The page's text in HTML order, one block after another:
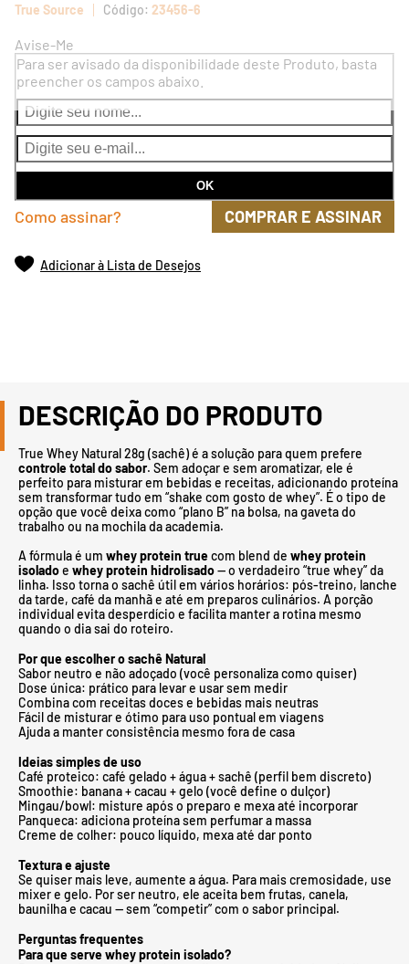
True Source 23456-6
Avise-Me
Para ser avisado da disponibilidade deste Produto, basta
preencher os campos abaixo.
Como assinar? COMPRAR E ASSINAR
Adicionar à Lista de Desejos
DESCRIÇÃO DO PRODUTO
True Whey Natural 28g (sachê) é a solução para quem prefere
controle total do sabor. Sem adoçar e sem aromatizar, ele é
perfeito para misturar em bebidas e receitas, adicionando proteína
sem transformar tudo em “shake com gosto de whey”. É o tipo de
opção que você deixa como “plano B” na bolsa, na gaveta do
trabalho ou na mochila da academia.
A fórmula é um whey protein truecom blend de whey protein
isoladoe whey protein hidrolisado— o verdadeiro “true whey” da
linha. Isso torna o sachê útil em vários horários: pós-treino, lanche
da tarde, café da manhã e até em preparos culinários. A porção
individual evita desperdício e facilita manter a rotina mesmo
quando o dia sai do roteiro.
Por que escolher o sachê Natural
Sabor neutro e não adoçado (você personaliza como quiser)
Dose única: prático para levar e usar sem medir
Combina com receitas doces e bebidas mais neutras
Fácil de misturar e ótimo para uso pontual em viagens
Ajuda a manter consistência mesmo fora de casa
Ideias simples de uso
Café proteico: café gelado + água + sachê (perfil bem discreto)
Smoothie: banana + cacau + gelo (você define o dulçor)
Mingau/bowl: misture após o preparo e mexa até incorporar
Panqueca: adiciona proteína sem perfumar a massa
Creme de colher: pouco líquido, mexa até dar ponto
Textura e ajuste
Se quiser mais leve, aumente a água. Para mais cremosidade, use
mixer e gelo. Por ser neutro, ele aceita bem frutas, canela,
baunilha e cacau — sem “competir” com o sabor principal.
Perguntas frequentes
Para que serve whey protein isolado?